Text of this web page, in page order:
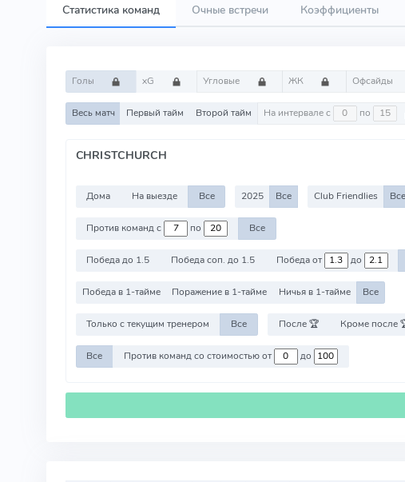
Статистика команд Очные встречи Коэффициенты
Голы xG Угловые ЖК Офсайды
Весь матч Первый тайм Второй тайм На интервале с по
CHRISTCHURCH
Дома На выезде Все 2025 Все Club Friendlies Все
Против команд с по Все
Победа до 1.5 Победа соп. до 1.5 Победа от до
Победа в 1-тайме Поражение в 1-тайме Ничья в 1-тайме Все
Только с текущим тренером Все После 🏆 Кроме после
Все Против команд со стоимостью от до